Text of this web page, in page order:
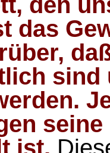
das
sind
ist.